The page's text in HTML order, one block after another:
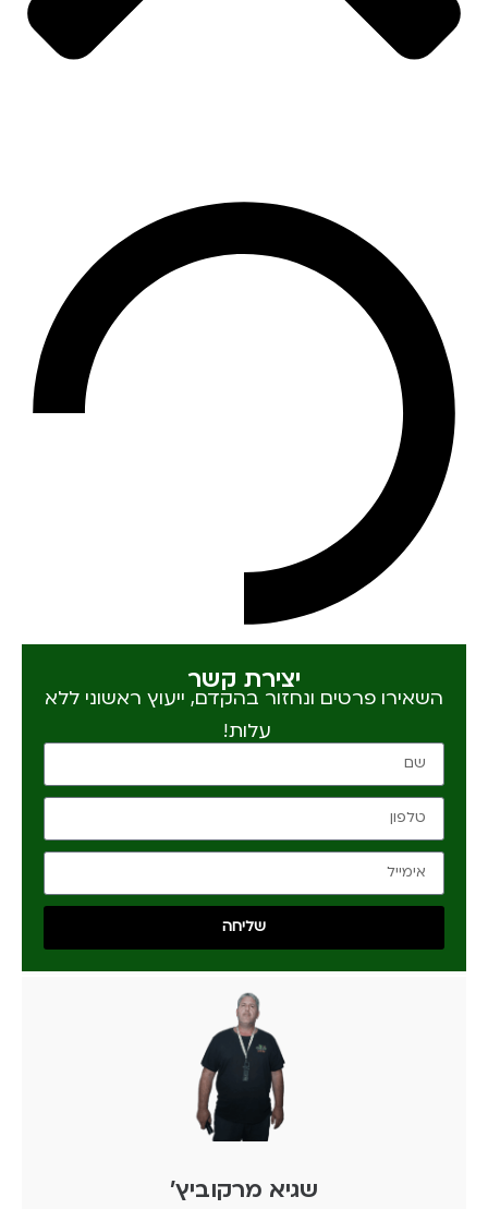
יצירת קשר
השאירו פרטים ונחזור בהקדם, ייעוץ ראשוני ללא
עלות!
שליחה
שגיא מרקוביץ'